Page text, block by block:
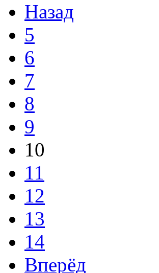
Назад
5
6
7
8
9
10
11
12
13
14
Вперёд